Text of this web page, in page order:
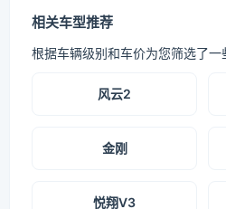
相关车型推荐
根据车辆级别和车价为您筛选了
风云2
金刚
悦翔V3